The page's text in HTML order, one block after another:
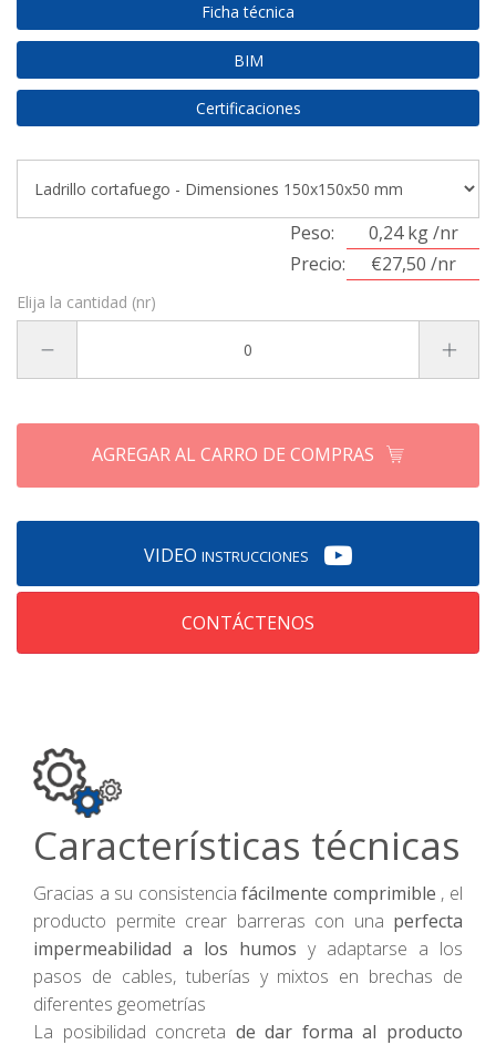
Ficha técnica
BIM
Certificaciones
Peso:
0,24 kg /nr
Precio:
€27,50 /nr
Elija la cantidad (nr)
VIDEO INSTRUCCIONES
CONTÁCTENOS
AGREGAR AL CARRO DE COMPRAS
Características técnicas
Gracias a su consistenciafácilmente comprimible , el
producto permite crear barreras con una perfecta
impermeabilidad a los humos y adaptarse a los
pasos de cables, tuberías y mixtos en brechas de
diferentes geometrías
La posibilidad concreta de dar forma al producto